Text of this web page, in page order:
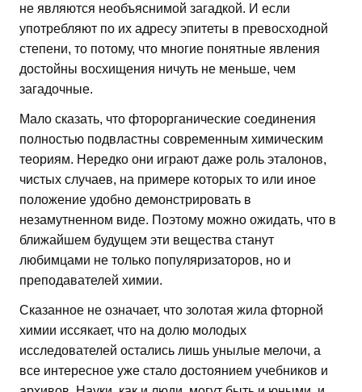
не являются необъяснимой загадкой. И если
употребляют по их адресу эпитеты в превосходной
степени, то потому, что многие понятные явления
достойны восхищения ничуть не меньше, чем
загадочные.
Мало сказать, что фторорганические соединения
полностью подвластны современным химическим
теориям. Нередко они играют даже роль эталонов,
чистых случаев, на примере которых то или иное
положение удобно демонстрировать в
незамутненном виде. Поэтому можно ожидать, что в
ближайшем будущем эти вещества станут
любимцами не только популяризаторов, но и
преподавателей химии.
Сказанное не означает, что золотая жила фторной
химии иссякает, что на долю молодых
исследователей остались лишь унылые мелочи, а
все интересное уже стало достоянием учебников и